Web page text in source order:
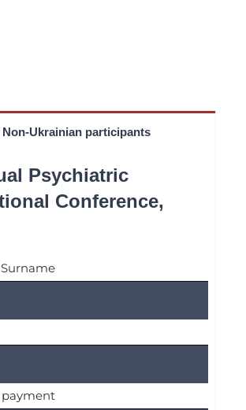
Non-Ukrainian participants
Psychiatric
Conference,
payment